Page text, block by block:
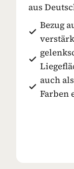
aus
Bezug
auch
Farben